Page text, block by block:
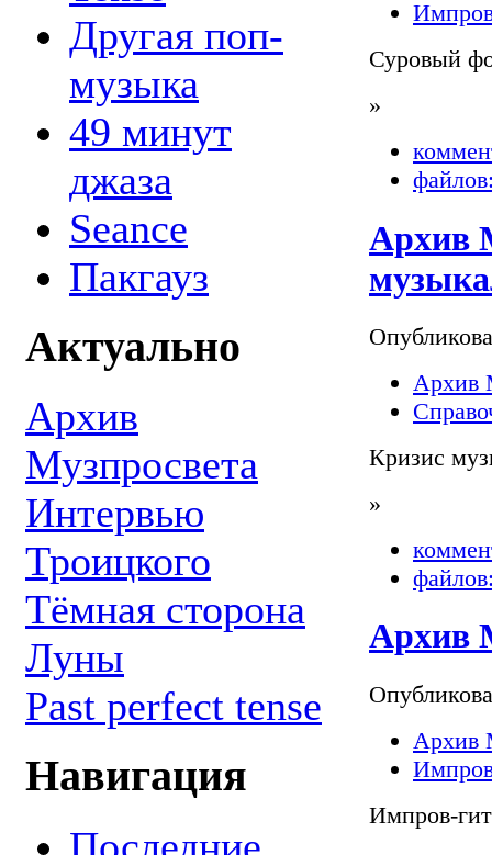
Другая поп-
музыка
49 минут
джаза
Seance
Пакгауз
Актуально
Архив
Музпросвета
Интервью
Троицкого
Тёмная сторона
Луны
Past perfect tense
Навигация
Суровый
»
Архив
Архив
Кризис
»
Архив
Архив
Импров-